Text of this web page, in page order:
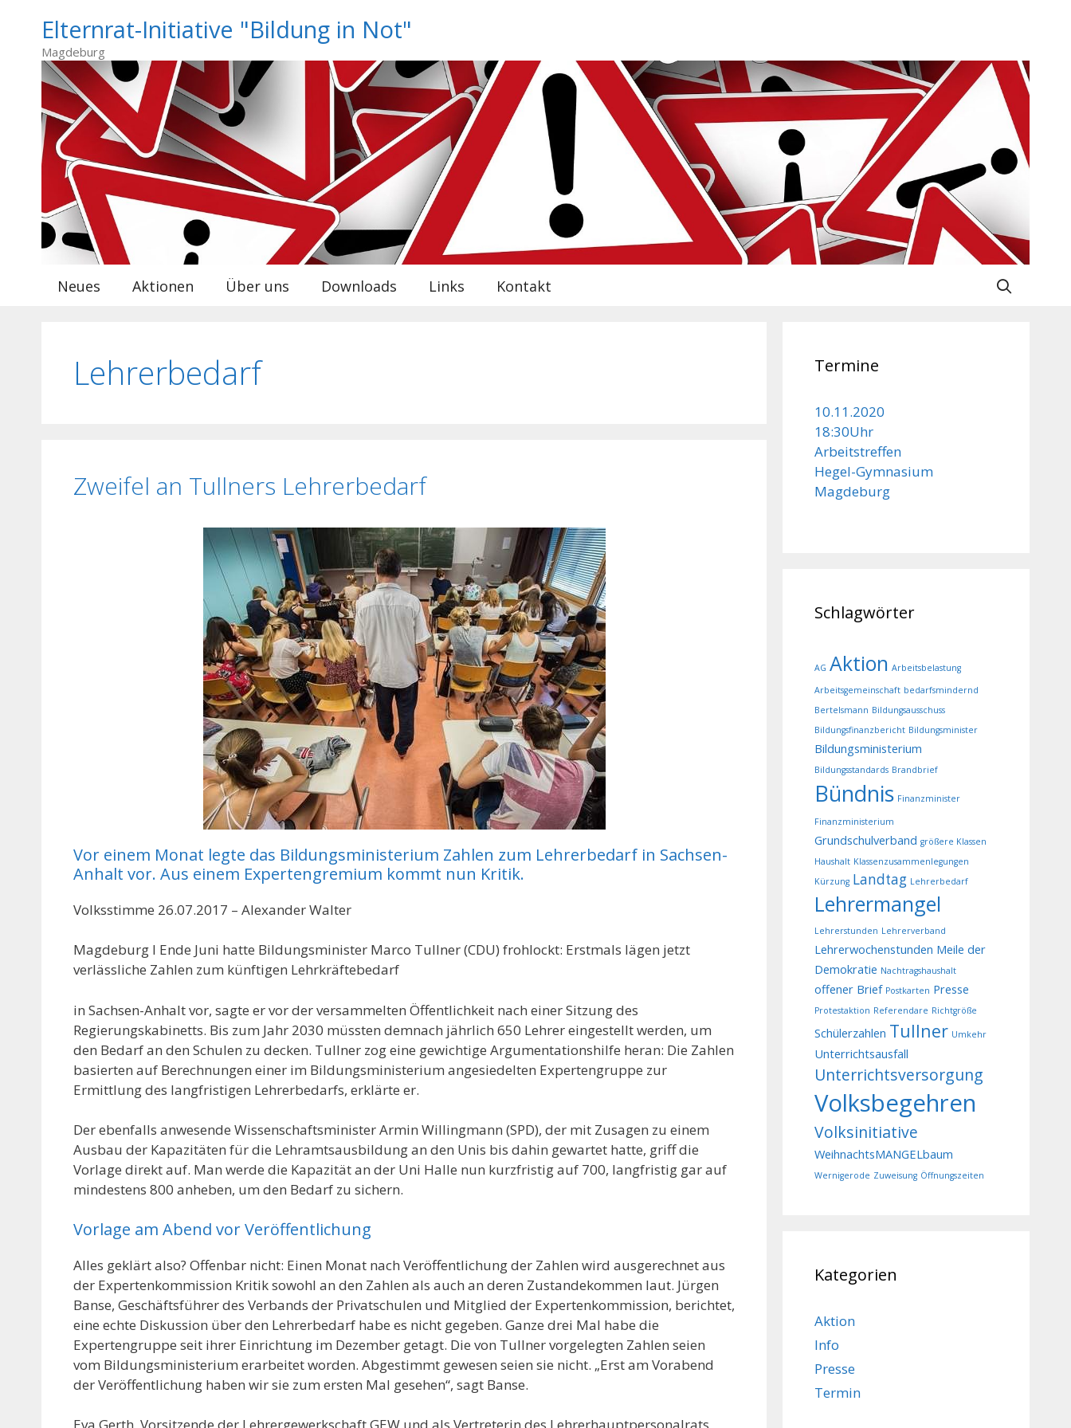
springen
Elternrat-Initiative "Bildung in Not"
Magdeburg
Neues Aktionen Über uns Downloads Links Kontakt
Lehrerbedarf
Zweifel an Tullners Lehrerbedarf
Vor einem Monat legte das Bildungsministerium Zahlen zum Lehrerbedarf in Sachsen-
Anhalt vor. Aus einem Expertengremium kommt nun Kritik.
Volksstimme 26.07.2017 – Alexander Walter
Magdeburg l Ende Juni hatte Bildungsminister Marco Tullner (CDU) frohlockt: Erstmals lägen jetzt
verlässliche Zahlen zum künftigen Lehrkräftebedarf
in Sachsen-Anhalt vor, sagte er vor der versammelten Öffentlichkeit nach einer Sitzung des
Regierungskabinetts. Bis zum Jahr 2030 müssten demnach jährlich 650 Lehrer eingestellt werden, um
den Bedarf an den Schulen zu decken. Tullner zog eine gewichtige Argumentationshilfe heran: Die Zahlen
basierten auf Berechnungen einer im Bildungsministerium angesiedelten Expertengruppe zur
Ermittlung des langfristigen Lehrerbedarfs, erklärte er.
Der ebenfalls anwesende Wissenschaftsminister Armin Willingmann (SPD), der mit Zusagen zu einem
Ausbau der Kapazitäten für die Lehramtsausbildung an den Unis bis dahin gewartet hatte, griff die
Vorlage direkt auf. Man werde die Kapazität an der Uni Halle nun kurzfristig auf 700, langfristig gar auf
mindestens 800 anheben, um den Bedarf zu sichern.
Vorlage am Abend vor Veröffentlichung
Alles geklärt also? Offenbar nicht: Einen Monat nach Veröffentlichung der Zahlen wird ausgerechnet aus
der Expertenkommission Kritik sowohl an den Zahlen als auch an deren Zustandekommen laut. Jürgen
Banse, Geschäftsführer des Verbands der Privatschulen und Mitglied der Expertenkommission, berichtet,
eine echte Diskussion über den Lehrerbedarf habe es nicht gegeben. Ganze drei Mal habe die
Expertengruppe seit ihrer Einrichtung im Dezember getagt. Die von Tullner vorgelegten Zahlen seien
vom Bildungsministerium erarbeitet worden. Abgestimmt gewesen seien sie nicht. „Erst am Vorabend
der Veröffentlichung haben wir sie zum ersten Mal gesehen“, sagt Banse.
Termine
10.11.2020
18:30Uhr
Arbeitstreffen
Hegel-Gymnasium
Magdeburg
Schlagwörter
AG Aktion Arbeitsbelastung
Arbeitsgemeinschaft bedarfsmindernd
Bertelsmann Bildungsausschuss
Bildungsfinanzbericht Bildungsminister
Bildungsministerium
Bildungsstandards Brandbrief
Bündnis Finanzminister
Finanzministerium
Grundschulverband größere Klassen
Haushalt Klassenzusammenlegungen
Kürzung Landtag Lehrerbedarf
Lehrermangel
Lehrerstunden Lehrerverband
Lehrerwochenstunden Meile der
Demokratie Nachtragshaushalt
offener Brief Postkarten Presse
Protestaktion Referendare Richtgröße
Schülerzahlen Tullner Umkehr
Unterrichtsausfall
Unterrichtsversorgung
Volksbegehren
Volksinitiative
WeihnachtsMANGELbaum
Wernigerode Zuweisung Öffnungszeiten
Kategorien
Aktion
Info
Presse
Termin